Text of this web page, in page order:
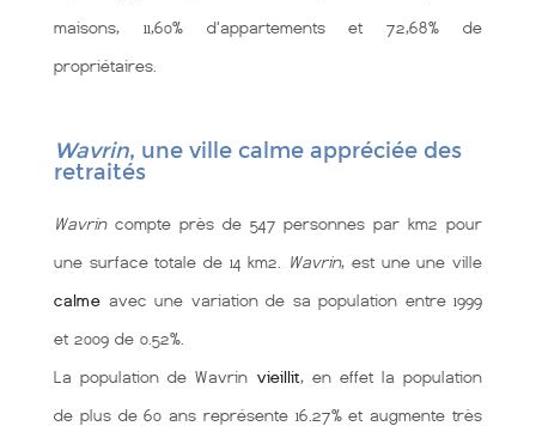
maisons, 11,60% d'appartements et 72,68% de
propriétaires.
Wavrin, une ville calme appréciée des
retraités
Wavrincompte près de 547 personnes par km2 pour
une surface totale de 14 km2.
Wavrin, est une une ville
calme avec une variation de sa population entre 1999
et 2009 de 0.52%.
La population de Wavrin vieillit, en effet la population
de plus de 60 ans représente 16.27% et augmente très